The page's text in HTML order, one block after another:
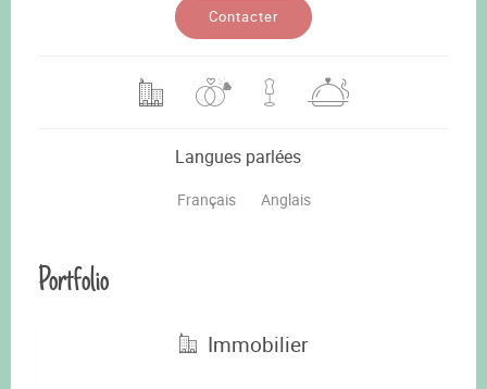
Contacter
Langues parlées
Français Anglais
Portfolio
Immobilier